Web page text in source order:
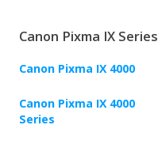
Canon Pixma IX Series
Canon Pixma IX 4000
Canon Pixma IX 4000
Series